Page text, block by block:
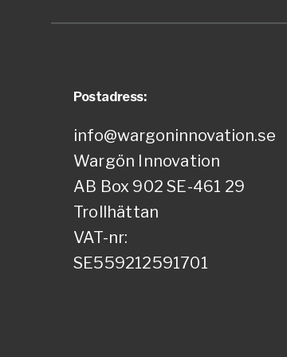
Postadress:
info@wargoninnovation.se
Wargön Innovation
AB Box 902 SE-461 29
Trollhättan
VAT-nr:
SE559212591701